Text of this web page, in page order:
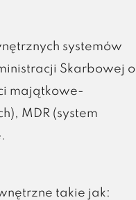
systemów
Skarbowej o
majątkowe-
MDR (system
takie jak: